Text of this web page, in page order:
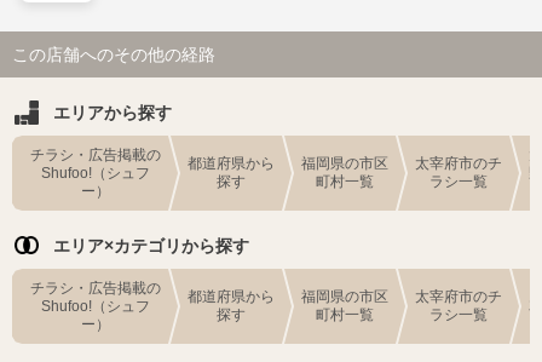
この店舗へのその他の経路
エリアから探す
チラシ・広告掲載の
Shufoo!（シュフ
ー）
都道府県から
探す
福岡県の市区
町村一覧
太宰府市のチ
ラシ一覧
エリア×カテゴリから探す
チラシ・広告掲載の
Shufoo!（シュフ
ー）
都道府県から
探す
福岡県の市区
町村一覧
太宰府市のチ
ラシ一覧